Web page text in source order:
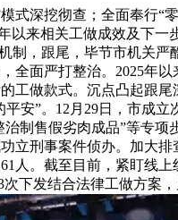
深挖彻查；全面奉行“
来相关工做成效及下
，跟尾，毕节市机关
面严打整治。2025年
做款式。沉点凸起跟
安”。12月29日，市成
制售假劣肉成品”等专
刑事案件侦办。加大
。截至目前，紧盯线
下发结合法律工做方案